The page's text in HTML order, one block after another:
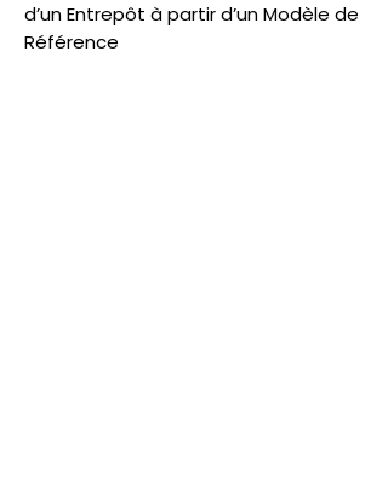
d’un Entrepôt à partir d’un Modèle de
Référence